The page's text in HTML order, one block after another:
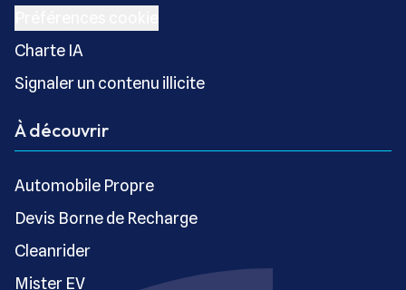
Charte IA
Signaler un contenu illicite
À découvrir
Automobile Propre
Devis Borne de Recharge
Cleanrider
Mister EV